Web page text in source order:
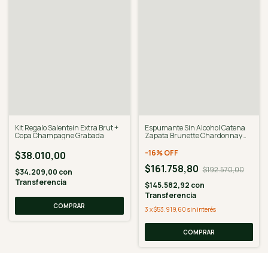
Kit Regalo Salentein Extra Brut +
Copa Champagne Grabada
$38.010,00
$34.209,00 con
Transferencia
Espumante Sin Alcohol Catena
Zapata Brunette Chardonnay
-16%OFF
$161.758,80 $192.570,00
$145.582,92 con
Transferencia
3 x$53.919,60 sin interés